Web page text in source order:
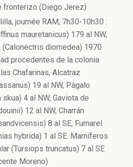
fronterizo (Diego Jerez)
journée RAM, 7h30-10h30 :
mauretanicus) 179 al NW,
(Calonectris diomedea) 1970
procedentes de la colonia
Chafarinas, Alcatraz
19 al NW, Págalo
4 al NW, Gaviota de
12 al NW, Charrán
8 al SE, Fumarel
hybrida) 1 al SE. Mamíferos
(Tursiops truncatus) 7 al SE
Moreno)